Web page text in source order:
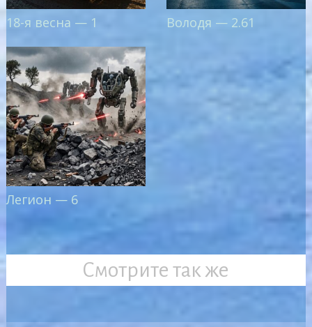
18-я весна — 1 Володя — 2.61
Легион — 6
Смотрите так же